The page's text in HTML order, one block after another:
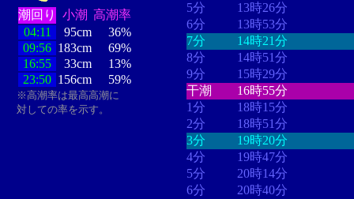
潮回り 小潮 高潮率
04:11
95cm
36%
09:56 183cm
69%
16:55
33cm
13%
23:50 156cm 59%
※高潮率は最高高潮に
対しての率を示す。
5分
13時26分
6分
13時53分
7分
14時21分
8分
14時51分
9分
15時29分
干潮
16時55分
1分
18時15分
2分
18時51分
3分
19時20分
4分
19時47分
5分
20時14分
6分
20時40分